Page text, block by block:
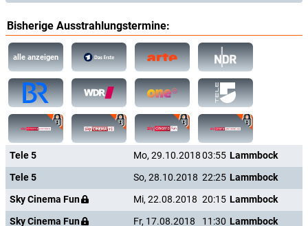
Bisherige Ausstrahlungstermine:
alle anzeigen
Tele 5 Mo, 29.10.201803:55 Lammbock
Tele 5
So, 28.10.2018 22:25 Lammbock
Sky Cinema Fun
Mi, 22.08.2018 20:15 Lammbock
Sky Cinema Fun
Fr, 17.08.2018 11:30 Lammbock